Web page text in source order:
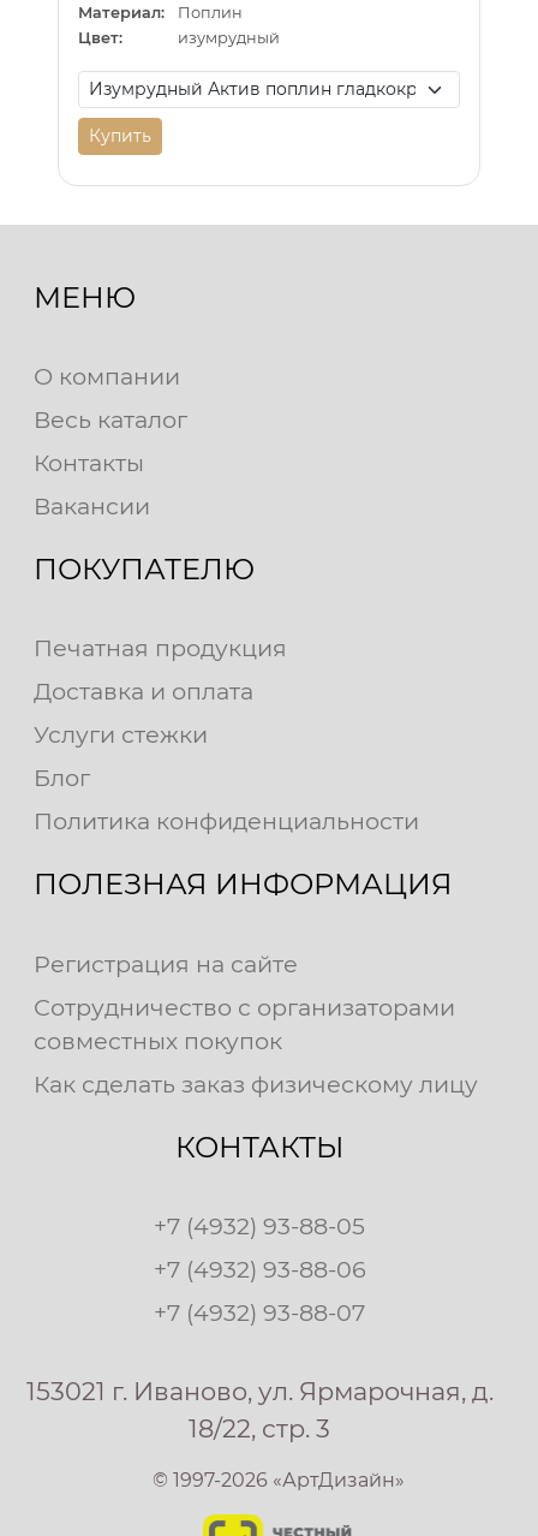
Материал:
Поплин
Цвет:
изумрудный
Купить
МЕНЮ
О компании
Весь каталог
Контакты
Вакансии
ПОКУПАТЕЛЮ
Печатная продукция
Доставка и оплата
Услуги стежки
Блог
Политика конфиденциальности
ПОЛЕЗНАЯ ИНФОРМАЦИЯ
Регистрация на сайте
Сотрудничество с организаторами
совместных покупок
Как сделать заказ физическому лицу
КОНТАКТЫ
+7 (4932) 93-88-05
+7 (4932) 93-88-06
+7 (4932) 93-88-07
153021 г. Иваново, ул. Ярмарочная, д.
18/22, стр. 3
© 1997-2026 «АртДизайн»